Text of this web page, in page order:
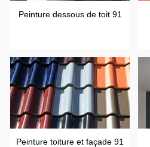
Peinture dessous de toit 91
Peinture toiture et façade 91